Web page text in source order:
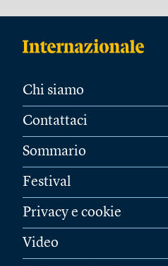
Chi siamo
Contattaci
Sommario
Festival
Privacy e cookie
Video